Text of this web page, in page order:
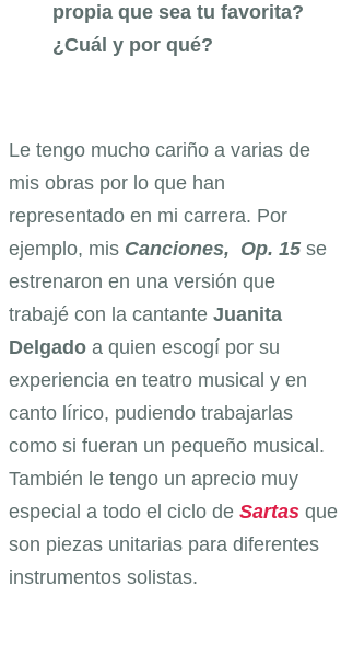
propia que sea tu favorita?
¿Cuál y por qué?
Le tengo mucho cariño a varias de
mis obras por lo que han
representado en mi carrera. Por
ejemplo, mis Canciones, Op. 15 se
estrenaron en una versión que
trabajé con la cantante Juanita
Delgado a quien escogí por su
experiencia en teatro musical y en
canto lírico, pudiendo trabajarlas
como si fueran un pequeño musical.
También le tengo un aprecio muy
especial a todo el ciclo de Sartas que
son piezas unitarias para diferentes
instrumentos solistas.